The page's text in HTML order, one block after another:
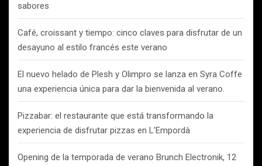
sabores
Café, croissant y tiempo: cinco claves para disfrutar de un
desayuno al estilo francés este verano
El nuevo helado de Plesh y Olimpro se lanza en Syra Coffe
una experiencia única para dar la bienvenida al verano.
Pizzabar: el restaurante que está transformando la
experiencia de disfrutar pizzas en L’Empordà
Opening de la temporada de verano Brunch Electronik, 12